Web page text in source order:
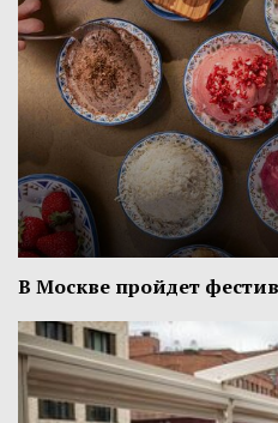
В Москве пройдет